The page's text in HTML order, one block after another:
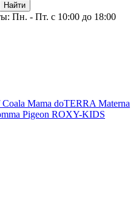
Найти
Пн. - Пт. с 10:00 до 18:00
Coala Mama doTERRA Materna
Pigeon ROXY-KIDS